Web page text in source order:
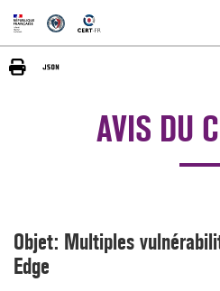
AVIS DU
Objet: Multiples
Edge